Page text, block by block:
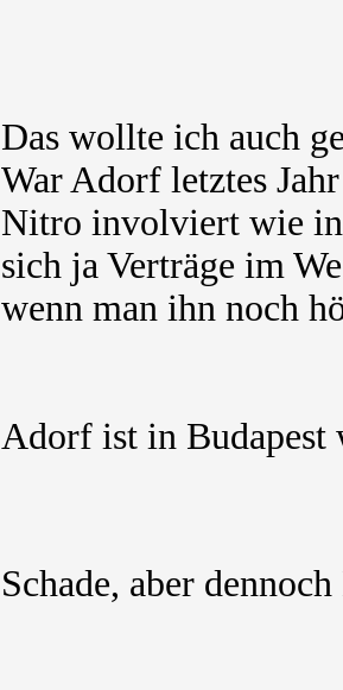
Das wollte ich auch
War Adorf letztes
Nitro involviert wie in
sich ja Verträge im
wenn man ihn noch
Adorf ist in Budapest
Schade, aber